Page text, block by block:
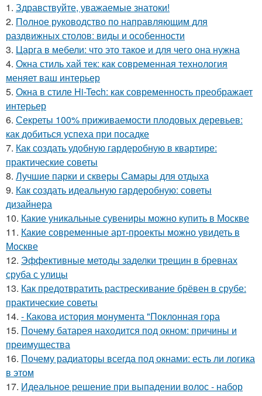
1. Здравствуйте, уважаемые знатоки!
2. Полное руководство по направляющим для
раздвижных столов: виды и особенности
3. Царга в мебели: что это такое и для чего она нужна
4. Окна стиль хай тек: как современная технология
меняет ваш интерьер
5. Окна в стиле Hi-Tech: как современность преображает
интерьер
6. Секреты 100% приживаемости плодовых деревьев:
как добиться успеха при посадке
7. Как создать удобную гардеробную в квартире:
практические советы
8. Лучшие парки и скверы Самары для отдыха
9. Как создать идеальную гардеробную: советы
дизайнера
10. Какие уникальные сувениры можно купить в Москве
11. Какие современные арт-проекты можно увидеть в
Москве
12. Эффективные методы заделки трещин в бревнах
сруба с улицы
13. Как предотвратить растрескивание брёвен в срубе:
практические советы
14. - Какова история монумента "Поклонная гора
15. Почему батарея находится под окном: причины и
преимущества
16. Почему радиаторы всегда под окнами: есть ли логика
в этом
17. Идеальное решение при выпадении волос - набор